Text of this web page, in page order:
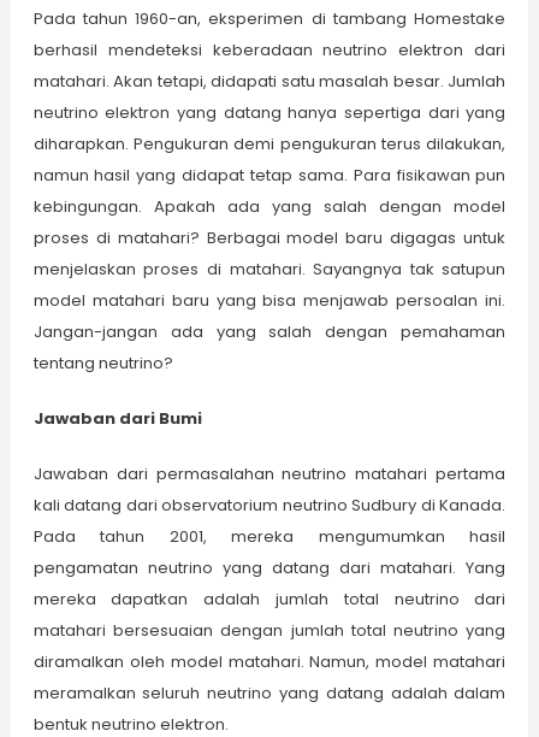
Pada tahun 1960-an, eksperimen di tambang Homestake
berhasil mendeteksi keberadaan neutrino elektron dari
matahari. Akan tetapi, didapati satu masalah besar. Jumlah
neutrino elektron yang datang hanya sepertiga dari yang
diharapkan. Pengukuran demi pengukuran terus dilakukan,
namun hasil yang didapat tetap sama. Para fisikawan pun
kebingungan. Apakah ada yang salah dengan model
proses di matahari? Berbagai model baru digagas untuk
menjelaskan proses di matahari. Sayangnya tak satupun
model matahari baru yang bisa menjawab persoalan ini.
Jangan-jangan ada yang salah dengan pemahaman
tentang neutrino?
Jawaban dari Bumi
Jawaban dari permasalahan neutrino matahari pertama
kali datang dari observatorium neutrino Sudbury di Kanada.
Pada tahun 2001, mereka mengumumkan hasil
pengamatan neutrino yang datang dari matahari. Yang
mereka dapatkan adalah jumlah total neutrino dari
matahari bersesuaian dengan jumlah total neutrino yang
diramalkan oleh model matahari. Namun, model matahari
meramalkan seluruh neutrino yang datang adalah dalam
bentuk neutrino elektron.